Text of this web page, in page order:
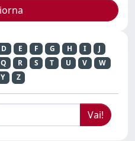
D E F G H I
J
Q R S T U V
W
Y Z